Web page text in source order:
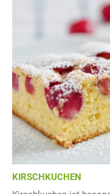
KIRSCHKUCHEN